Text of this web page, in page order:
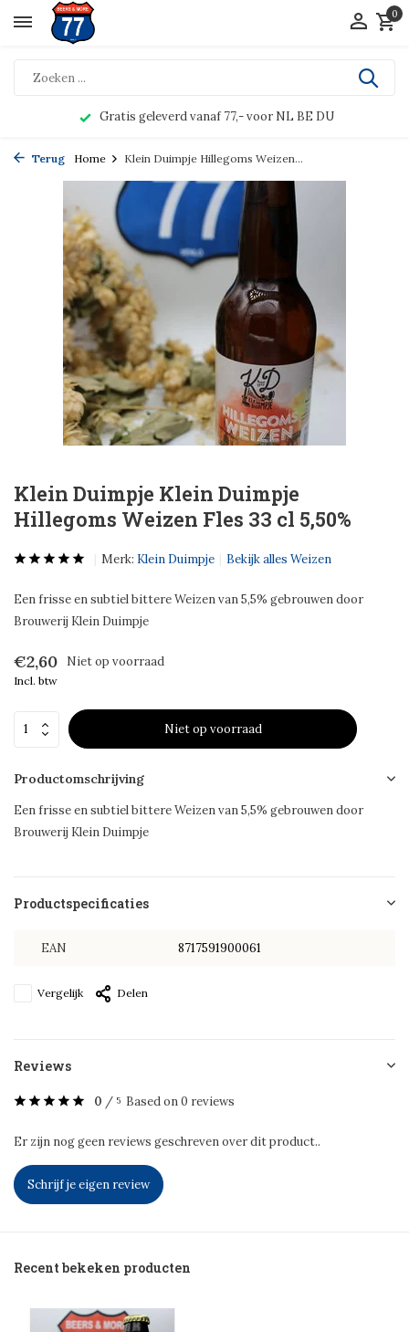
0
Gratis geleverd vanaf 77,- voor NL BE DU
Terug Home Klein Duimpje Hillegoms Weizen...
Klein Duimpje Klein Duimpje
Hillegoms Weizen Fles 33 cl 5,50%
Merk: Klein Duimpje Bekijk alles Weizen
Een frisse en subtiel bittere Weizen van 5,5% gebrouwen door
Brouwerij Klein Duimpje
€2,60 Niet op voorraad
Incl. btw
Niet op voorraad
Productomschrijving
Een frisse en subtiel bittere Weizen van 5,5% gebrouwen door
Brouwerij Klein Duimpje
Productspecificaties
EAN 8717591900061
Vergelijk Delen
Reviews
0 / 5 Based on 0 reviews
Er zijn nog geen reviews geschreven over dit product..
Schrijf je eigen review
Recent bekeken producten